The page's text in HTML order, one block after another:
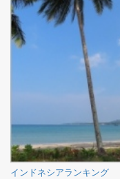
インドネシアランキング